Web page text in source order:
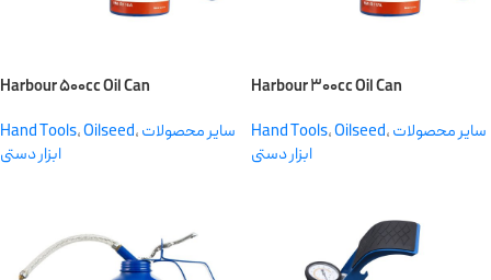
Harbour ۵۰۰cc Oil Can
Hand Tools,Oilseed,سایر محصولات
ابزار دستی
Harbour ۳۰۰cc Oil Can
Hand Tools,Oilseed,سایر محصولات
ابزار دستی